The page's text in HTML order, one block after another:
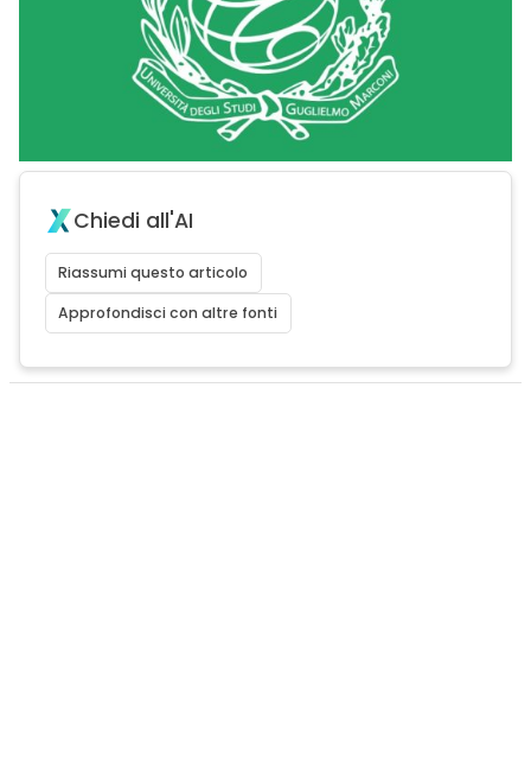
Chiedi all'AI
Riassumi questo articolo
Approfondisci con altre fonti